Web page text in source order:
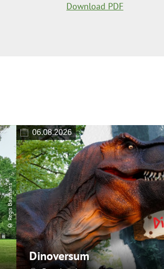
Download PDF
© Regis Baumans
06.08.2026
Dinoversum